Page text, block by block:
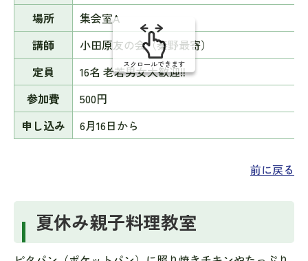
場所
集会室A
講師
小田原友の会（秦野最寄）
定員
16名 老若男女大歓迎‼
参加費
500円
申し込み
6月16日から
スクロールできます
前に戻る
夏休み親子料理教室